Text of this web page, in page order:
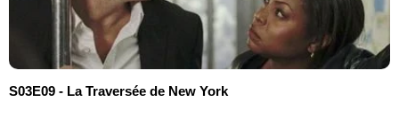
S03E09 - La Traversée de New York